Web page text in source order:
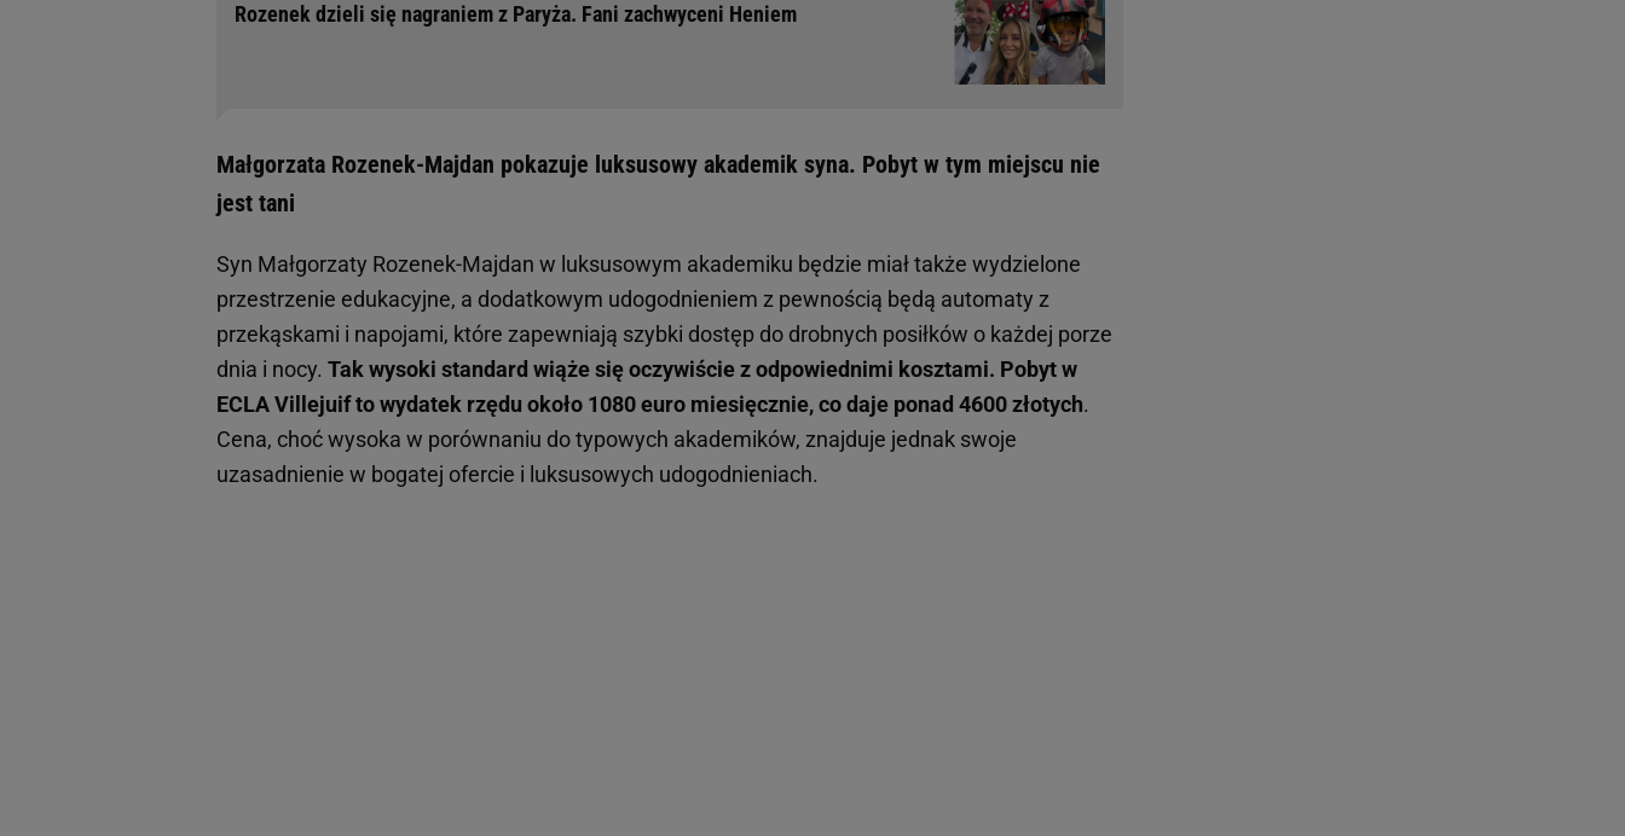
Rozenek dzieli się nagraniem z Paryża. Fani zachwyceni Heniem
Małgorzata Rozenek-Majdan pokazuje luksusowy akademik syna. Pobyt w tym miejscu nie
jest tani
Syn Małgorzaty Rozenek-Majdan w luksusowym akademiku będzie miał także wydzielone
przestrzenie edukacyjne, a dodatkowym udogodnieniem z pewnością będą automaty z
przekąskami i napojami, które zapewniają szybki dostęp do drobnych posiłków o każdej porze
dnia i nocy. Tak wysoki standard wiąże się oczywiście z odpowiednimi kosztami. Pobyt w
ECLA Villejuif to wydatek rzędu około 1080 euro miesięcznie, co daje ponad 4600 złotych.
Cena, choć wysoka w porównaniu do typowych akademików, znajduje jednak swoje
uzasadnienie w bogatej ofercie i luksusowych udogodnieniach.